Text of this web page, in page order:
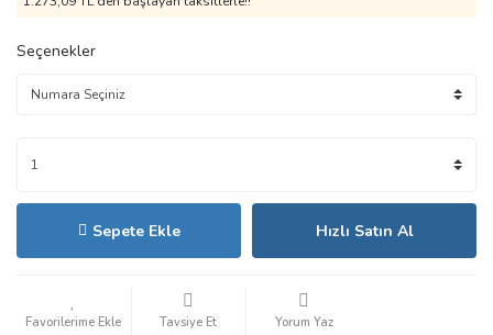
Seçenekler
Sepete Ekle Hızlı Satın Al
Tavsiye Et Yorum Yaz